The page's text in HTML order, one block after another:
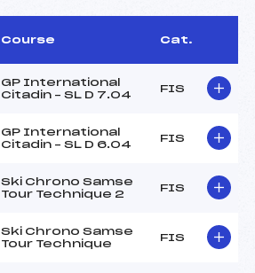
Course Cat.
GP International
Citadin – SL D 7.04
FIS
GP International
Citadin – SL D 6.04
FIS
Ski Chrono Samse
Tour Technique 2
FIS
Ski Chrono Samse
Tour Technique
FIS